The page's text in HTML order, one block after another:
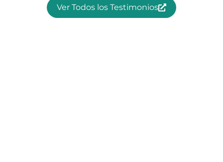
Ver Todos los Testimonios